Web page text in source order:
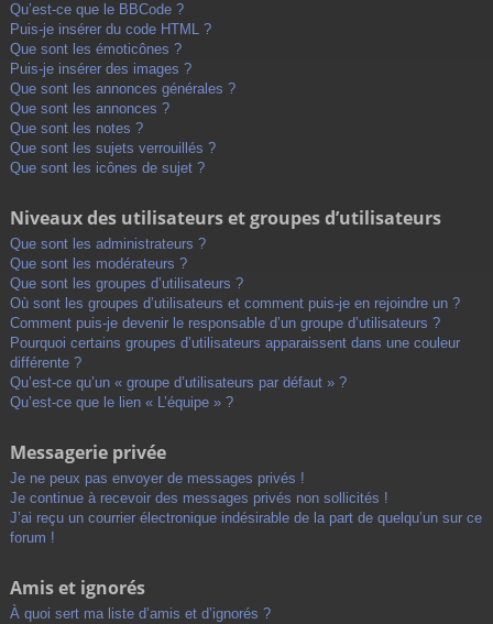
Qu’est-ce que le BBCode ?
Puis-je insérer du code HTML ?
Que sont les émoticônes ?
Puis-je insérer des images ?
Que sont les annonces générales ?
Que sont les annonces ?
Que sont les notes ?
Que sont les sujets verrouillés ?
Que sont les icônes de sujet ?
Niveaux des utilisateurs et groupes d’utilisateurs
Que sont les administrateurs ?
Que sont les modérateurs ?
Que sont les groupes d’utilisateurs ?
Où sont les groupes d’utilisateurs et comment puis-je en rejoindre un ?
Comment puis-je devenir le responsable d’un groupe d’utilisateurs ?
Pourquoi certains groupes d’utilisateurs apparaissent dans une couleur
différente ?
Qu’est-ce qu’un « groupe d’utilisateurs par défaut » ?
Qu’est-ce que le lien « L’équipe » ?
Messagerie privée
Je ne peux pas envoyer de messages privés !
Je continue à recevoir des messages privés non sollicités !
J’ai reçu un courrier électronique indésirable de la part de quelqu’un sur ce
forum !
Amis et ignorés
À quoi sert ma liste d’amis et d’ignorés ?